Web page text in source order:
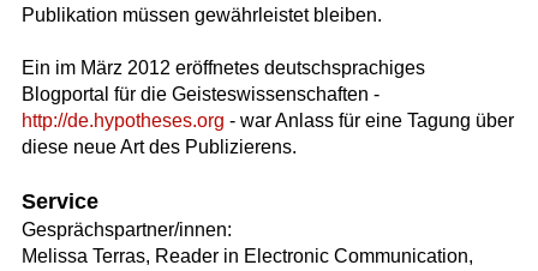
Publikation müssen gewährleistet bleiben.
Ein im März 2012 eröffnetes deutschsprachiges
Blogportal für die Geisteswissenschaften -
http://de.hypotheses.org - war Anlass für eine Tagung über
diese neue Art des Publizierens.
Service
Gesprächspartner/innen:
Melissa Terras, Reader in Electronic Communication,